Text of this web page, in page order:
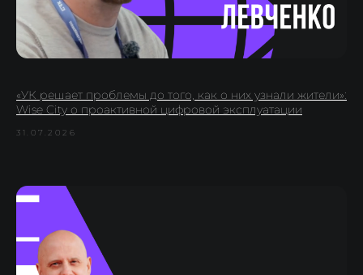
«УК решает проблемы до того, как о них узнали жители»:
Wise City о проактивной цифровой эксплуатации
31.07.2026